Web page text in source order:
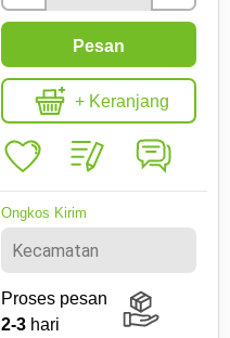
Pesan
+ Keranjang
Ongkos Kirim
Proses pesan
2-3 hari